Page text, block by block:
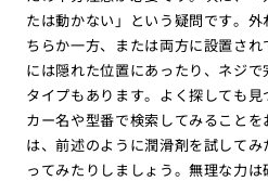
たは動かない」という疑問です。
ちらか一方、または両方に設置さ
には隠れた位置にあったり、ネジ
タイプもあります。よく探しても
カー名や型番で検索してみること
は、前述のように潤滑剤を試して
ってみたりしましょう。無理な力